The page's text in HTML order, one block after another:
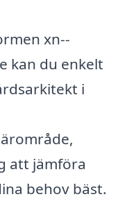
xn--
kan du enkelt
i
att jämföra
behov bäst.